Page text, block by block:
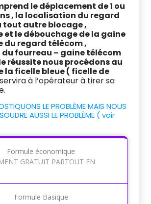
le déplacement de 1 ou
, la localisation du regard
tout autre blocage ,
et le débouchage de la gaine
du regard télécom ,
fourreau – gaine télécom
réussite nous procédons au
la ficelle bleue ( ficelle de
à l’opérateur à tirer sa
LE PROBLÈME MAIS NOUS
AUSSI LE PROBLÈME ( voir
Formule économique
GRATUIT PARTOUT EN
Formule Basique